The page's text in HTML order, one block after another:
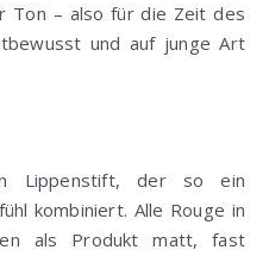
Ton – also für die Zeit des
und auf junge Art
Lippenstift, der so ein
kombiniert. Alle Rouge in
als Produkt matt, fast